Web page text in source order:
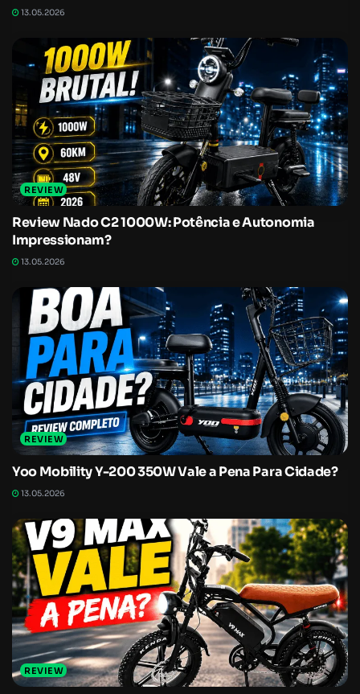
13.05.2026
REVIEW
Review Nado C2 1000W: Potência e Autonomia
Impressionam?
13.05.2026
REVIEW
Yoo Mobility Y-200 350W Vale a Pena Para Cidade?
13.05.2026
REVIEW